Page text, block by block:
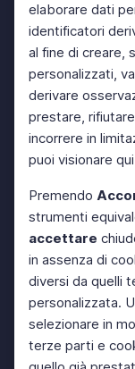
elaborare dati
identificatori
al fine di creare,
personalizzati,
derivare
prestare,
incorrere in
puoi visionare qui
Premendo
strumenti
accettare
in assenza di
diversi da quelli
personalizzata.
selezionare in
terze parti e